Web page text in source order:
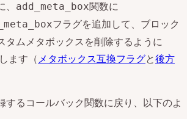
add_meta_box関数に
フラグを追加して、ブロック
タムメタボックスを削除するように
ます（メタボックス互換フラグと後方
するコールバック関数に戻り、以下のよ